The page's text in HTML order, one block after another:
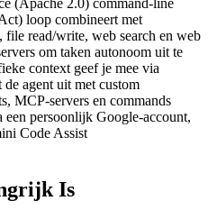
loop combineert met
read/write, web search en web
om taken autonoom uit te
context geef je mee via
agent uit met custom
MCP-servers en commands
persoonlijk Google-account,
Code Assist
Is